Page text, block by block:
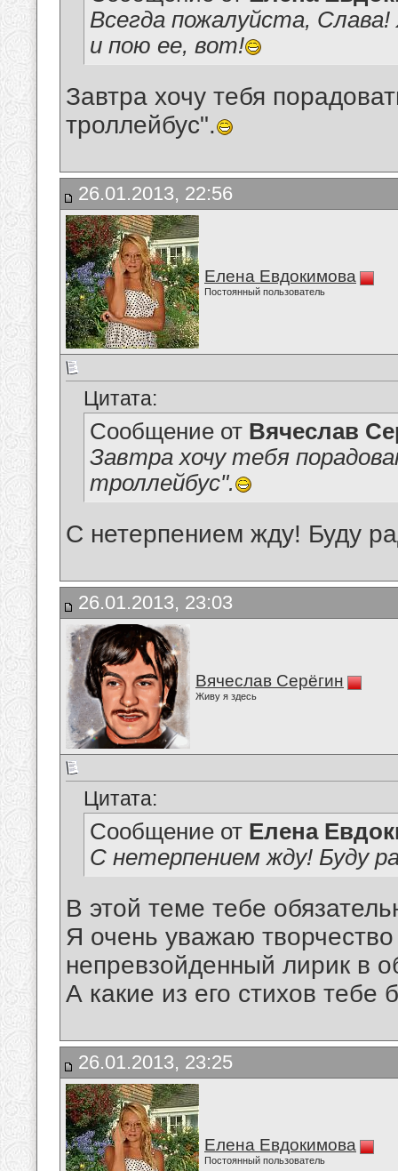
Всегда пожалуйста,
и пою ее, вот!
Завтра хочу тебя
троллейбус".
26.01.2013, 22:56
Елена Евдокимова
Постоянный пользователь
Цитата:
Сообщение от Вячеслав
Завтра хочу тебя
троллейбус".
С нетерпением жду! Буду
26.01.2013, 23:03
Вячеслав Серёгин
Живу я здесь
Цитата:
Сообщение от Елена
С нетерпением жду! Буду
В этой теме тебе
Я очень уважаю
непревзойденный лирик в
А какие из его стихов тебе
26.01.2013, 23:25
Елена Евдокимова
Постоянный пользователь